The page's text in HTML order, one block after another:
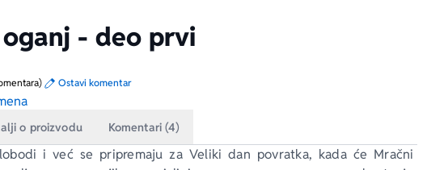
- deo prvi
ocena je 5.0 od 5
Ostavi komentar
o proizvodu Komentari (4)
i već se pripremaju za Veliki dan povratka, kada će Mračni